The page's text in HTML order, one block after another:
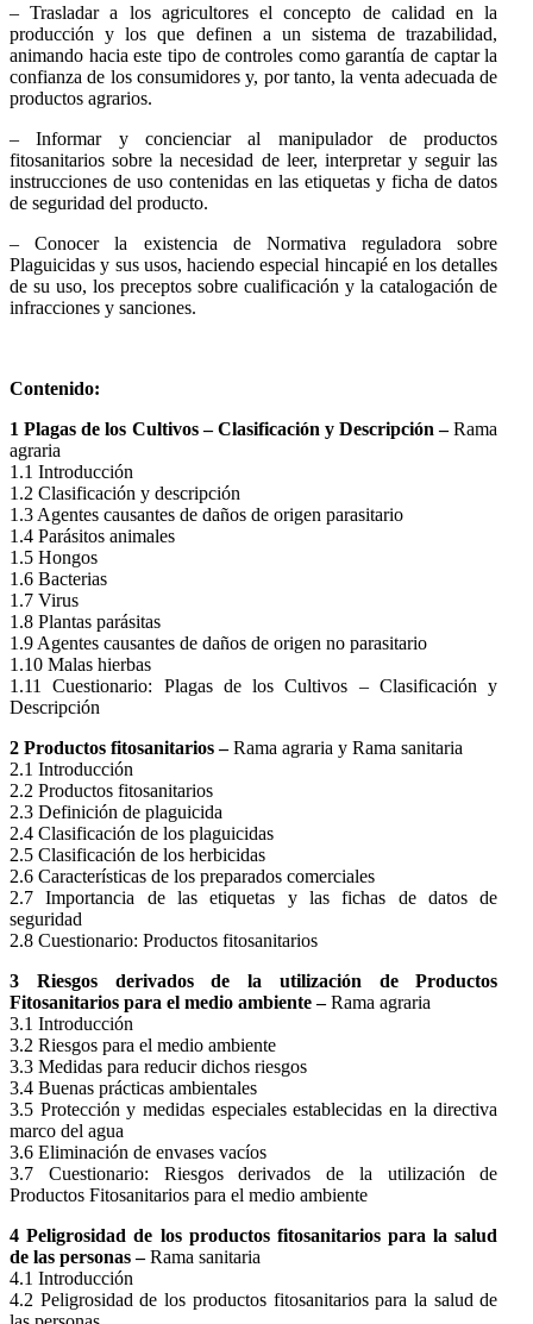
– Trasladar a los agricultores el concepto de calidad en la
producción y los que definen a un sistema de trazabilidad,
animando hacia este tipo de controles como garantía de captar la
confianza de los consumidores y, por tanto, la venta adecuada de
productos agrarios.
– Informar y concienciar al manipulador de productos
fitosanitarios sobre la necesidad de leer, interpretar y seguir las
instrucciones de uso contenidas en las etiquetas y ficha de datos
de seguridad del producto.
– Conocer la existencia de Normativa reguladora sobre
Plaguicidas y sus usos, haciendo especial hincapié en los detalles
de su uso, los preceptos sobre cualificación y la catalogación de
infracciones y sanciones.
Contenido:
1 Plagas de los Cultivos – Clasificación y Descripción –Rama
agraria
1.1 Introducción
1.2 Clasificación y descripción
1.3 Agentes causantes de daños de origen parasitario
1.4 Parásitos animales
1.5 Hongos
1.6 Bacterias
1.7 Virus
1.8 Plantas parásitas
1.9 Agentes causantes de daños de origen no parasitario
1.10 Malas hierbas
1.11 Cuestionario: Plagas de los Cultivos – Clasificación y
Descripción
2 Productos fitosanitarios –Rama agraria y Rama sanitaria
2.1 Introducción
2.2 Productos fitosanitarios
2.3 Definición de plaguicida
2.4 Clasificación de los plaguicidas
2.5 Clasificación de los herbicidas
2.6 Características de los preparados comerciales
2.7 Importancia de las etiquetas y las fichas de datos de
seguridad
2.8 Cuestionario: Productos fitosanitarios
3 Riesgos derivados de la utilización de Productos
Fitosanitarios para el medio ambiente –Rama agraria
3.1 Introducción
3.2 Riesgos para el medio ambiente
3.3 Medidas para reducir dichos riesgos
3.4 Buenas prácticas ambientales
3.5 Protección y medidas especiales establecidas en la directiva
marco del agua
3.6 Eliminación de envases vacíos
3.7 Cuestionario: Riesgos derivados de la utilización de
Productos Fitosanitarios para el medio ambiente
4 Peligrosidad de los productos fitosanitarios para la salud
de las personas –Rama sanitaria
4.1 Introducción
4.2 Peligrosidad de los productos fitosanitarios para la salud de